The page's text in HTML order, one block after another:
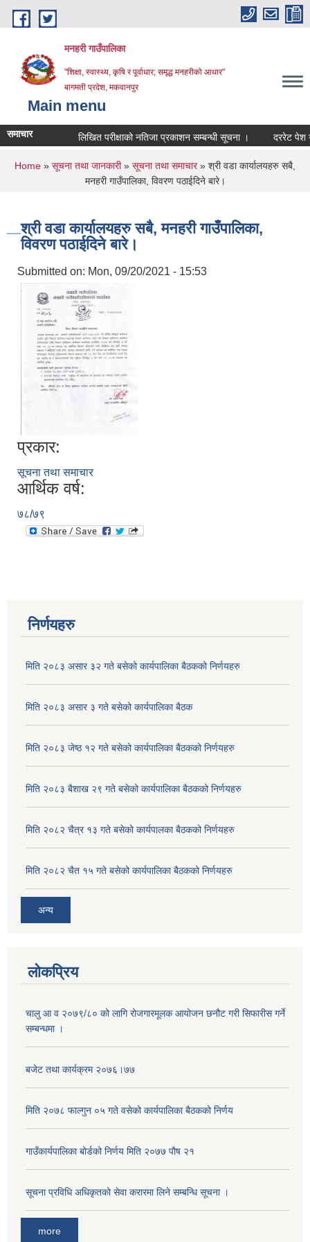
Skip to main content
मनहरी गाउँपालिका
"शिक्षा, स्वास्थ्य, कृषि र पूर्वाधार; समृद्ध मनहरीको आधार"
बागमती प्रदेश, मकवानपुर
Main menu
समाचार लिखित परीक्षाको नतिजा प्रकाशन सम्बन्धी सूचना । दररेट पेश गर्ने
You are here
Home » सूचना तथा जानकारी» सूचना तथा समाचार» श्री वडा कार्यालयहरु सबै,
मनहरी गाउँपालिका, विवरण पठाईदिने बारे।
श्री वडा कार्यालयहरु सबै, मनहरी गाउँपालिका,
विवरण पठाईदिने बारे।
Submitted on: Mon, 09/20/2021 - 15:53
प्रकार:
सूचना तथा समाचार
आर्थिक वर्ष:
७८/७९
निर्णयहरु
मिति २०८३ असार ३२ गते बसेको कार्यपालिका बैठकको निर्णयहरु
मिति २०८३ असार ३ गते बसेको कार्यपालिका बैठक
मिति २०८३ जेष्ठ १२ गते बसेको कार्यपालिका बैठकको निर्णयहरु
मिति २०८३ बैशाख २९ गते बसेको कार्यपालिका बैठकको निर्णयहरु
मिति २०८२ चैत्र १३ गते बसेको कार्यपालका बैठकको निर्णयहरु
मिति २०८२ चैत १५ गते बसेको कार्यपालिका बैठकको निर्णयहरु
अन्य
लोकप्रिय
चालु आ व २०७९/८० को लागि रोजगारमूलक आयोजन छनौट गरी सिफारीस गर्ने
सम्बन्धमा ।
बजेट तथा कार्यक्रम २०७६।७७
मिति २०७८ फाल्गुन ०५ गते वसेको कार्यपालिका बैठकको निर्णय
गाउँकार्यपालिका बोर्डको निर्णय मिति २०७७ पौष २१
सूचना प्रविधि अधिकृतको सेवा करारमा लिने सम्बन्धि सूचना ।
more